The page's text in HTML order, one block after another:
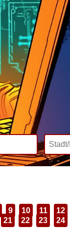
Inklusive
9 10 11
12
21 22 23 24